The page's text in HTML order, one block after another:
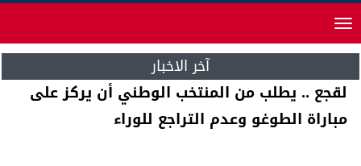
Toggle
navigation
آخر الاخبار
بنكيران .. يستقبل وفدا برلمانيا شيليا